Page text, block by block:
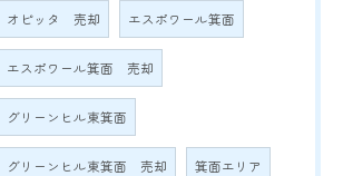
オピッタ 売却 エスポワール箕面
エスポワール箕面 売却
グリーンヒル東箕面
グリーンヒル東箕面 売却 箕面エリア